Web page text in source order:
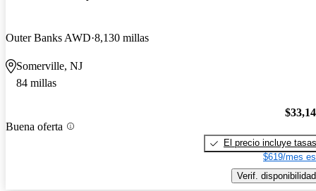
Outer Banks AWD 8,130 millas
Somerville, NJ
84 millas
Buena oferta
El precio incluye tasas
$619/mes
Verif. disponibilidad